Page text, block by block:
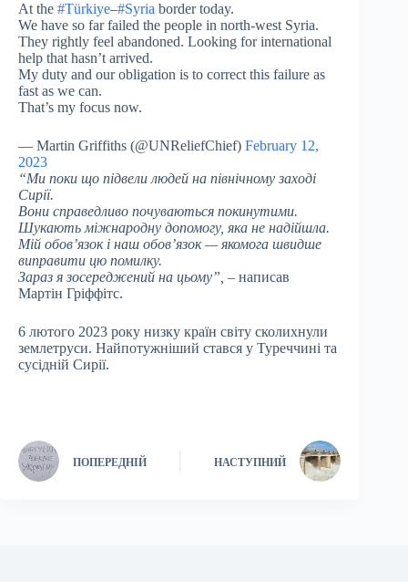
At the #Türkiye–#Syria border today.
We have so far failed the people in north-west Syria.
They rightly feel abandoned. Looking for international
help that hasn’t arrived.
My duty and our obligation is to correct this failure as
fast as we can.
That’s my focus now.
— Martin Griffiths (@UNReliefChief) February 12,
2023
“Ми поки що підвели людей на північному заході
Сирії.
Вони справедливо почуваються покинутими.
Шукають міжнародну допомогу, яка не надійшла.
Мій обов’язок і наш обов’язок — якомога швидше
виправити цю помилку.
Зараз я зосереджений на цьому”, – написав
Мартін Гріффітс.
6 лютого 2023 року низку країн світу сколихнули
землетруси. Найпотужніший стався у Туреччині та
сусідній Сирії.
ПОПЕРЕДНІЙ НАСТУПНИЙ